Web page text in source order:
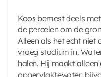
Koos bemest deels
de percelen om de
Alleen als het echt niet
vroeg stadium in.
halen. Hij maakt alleen
oppervlaktewater,